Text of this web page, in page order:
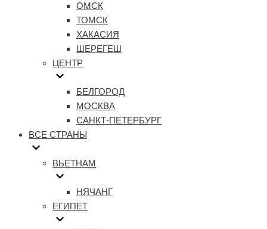
ОМСК
ТОМСК
ХАКАСИЯ
ШЕРЕГЕШ
ЦЕНТР
БЕЛГОРОД
МОСКВА
САНКТ-ПЕТЕРБУРГ
ВСЕ СТРАНЫ
ВЬЕТНАМ
НЯЧАНГ
ЕГИПЕТ